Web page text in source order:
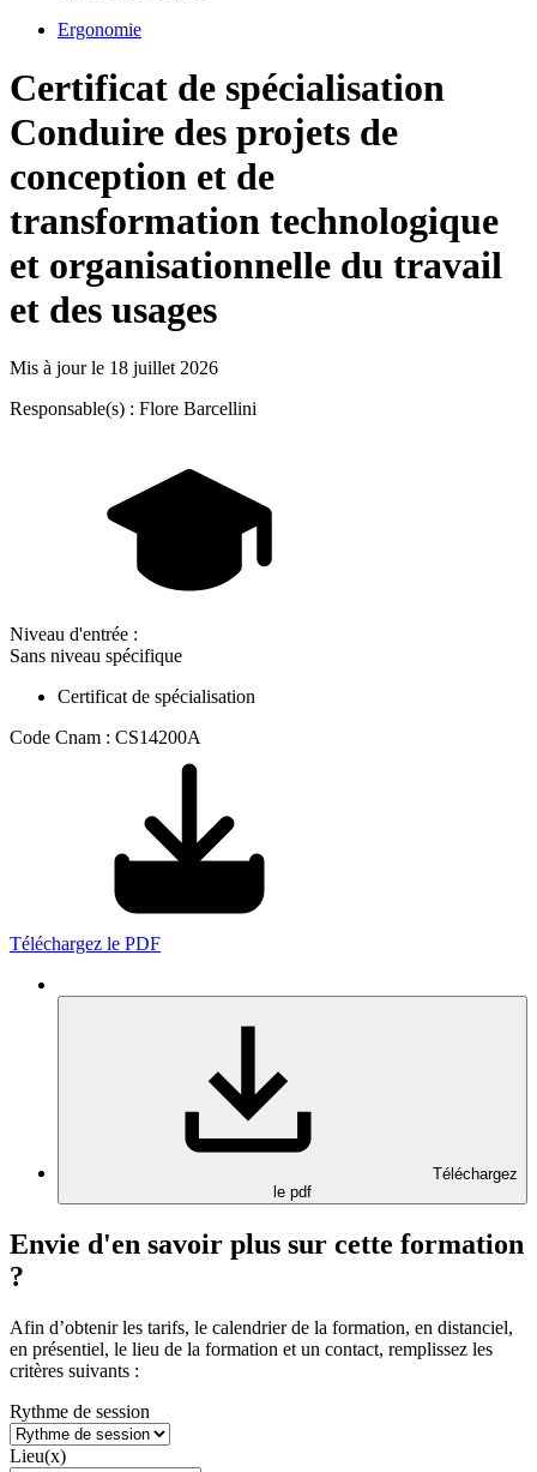
Ergonomie
Certificat de spécialisation
Conduire des projets de
conception et de
transformation technologique
et organisationnelle du travail
et des usages
Mis à jour le 18 juillet 2026
Responsable(s) : Flore Barcellini
Niveau d'entrée :
Sans niveau spécifique
Certificat de spécialisation
Code Cnam : CS14200A
Téléchargez le PDF
Téléchargez
le pdf
Envie d'en savoir plus sur cette formation
?
Afin d’obtenir les tarifs, le calendrier de la formation, en distanciel,
en présentiel, le lieu de la formation et un contact, remplissez les
critères suivants :
Rythme de session
Lieu(x)